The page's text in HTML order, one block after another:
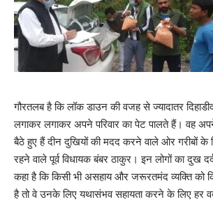
गौरतलब है कि लॉक डाउन की वजह से ज्यादातर
लगाकर लगाकर अपने परिवार का पेट पालते हैं। वह
बैठे हुए हैं दीन दुखियों की मदद करने वाले ओर गरीबों के
रहने वाले पूर्व विधायक बंबर ठाकुर। इन लोगों का दुख
कहा है कि किसी भी असहाय और जरूरतमंद व्यक्ति को
है तो वे उनके लिए यथासंभव सहायता करने के लिए हर